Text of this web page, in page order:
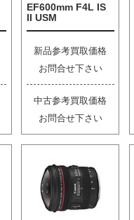
EF600mm F4L IS
II USM
新品参考買取価格
お問合せ下さい
中古参考買取価格
お問合せ下さい